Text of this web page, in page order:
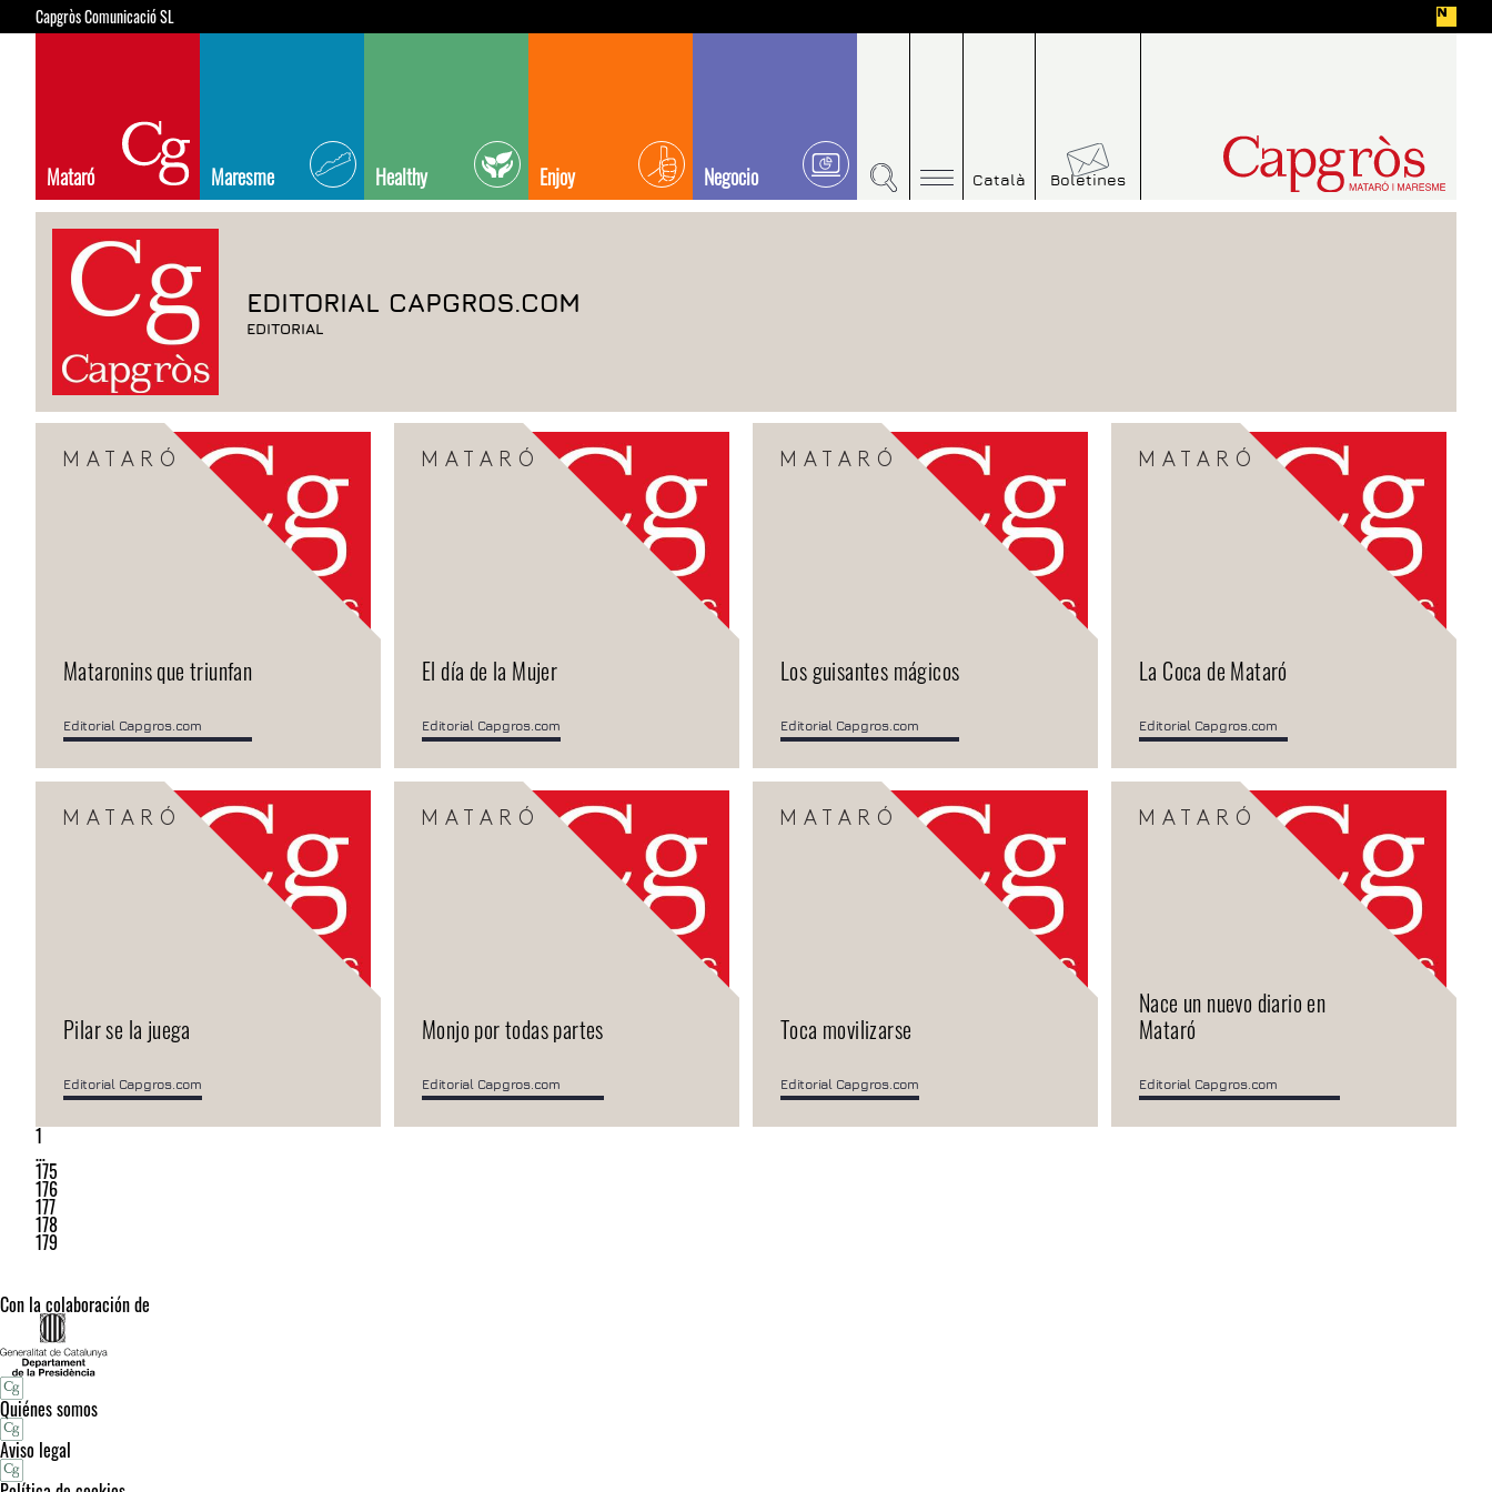
Capgròs Comunicació SL
Mataró Maresme Healthy Enjoy Negocio Català Boletines
EDITORIAL CAPGROS.COM
EDITORIAL
MATARÓ
Mataronins que triunfan
Editorial Capgros.com
MATARÓ
El día de la Mujer
Editorial Capgros.com
MATARÓ
Los guisantes mágicos
Editorial Capgros.com
MATARÓ
La Coca de Mataró
Editorial Capgros.com
MATARÓ
Pilar se la juega
Editorial Capgros.com
MATARÓ
Monjo por todas partes
Editorial Capgros.com
MATARÓ
Toca movilizarse
Editorial Capgros.com
MATARÓ
Nace un nuevo diario en
Mataró
Editorial Capgros.com
1
…
175
176
177
178
179
Con la colaboración de
Quiénes somos
Aviso legal